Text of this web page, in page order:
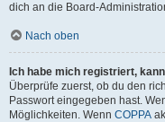
dich an die Board-
Nach oben
Ich habe mich registriert,
Überprüfe zuerst, ob du den
Passwort eingegeben hast.
Möglichkeiten. Wenn COPPA